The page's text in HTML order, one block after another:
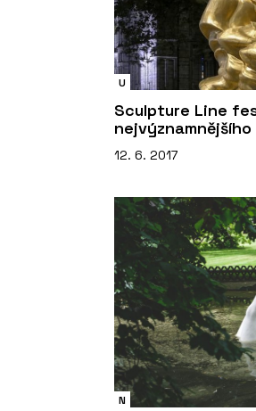
U
Sculpture Line
12. 6. 2017
N